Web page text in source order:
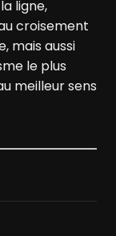
ligne,
croisement
mais aussi
le plus
meilleur sens